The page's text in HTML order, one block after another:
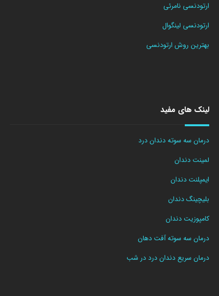
ارتودنسی نامرئی
ارتودنسی لینگوال
بهترین روش ارتودنسی
لینک های مفید
درمان سه سوته دندان درد
لمینت دندان
ایمپلنت دندان
بلیچینگ دندان
کامپوزیت دندان
درمان سه سوته آفت دهان
درمان سریع دندان درد در شب